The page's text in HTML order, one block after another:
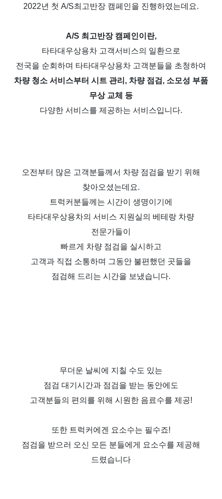
2022년 첫 A/S최고반장 캠페인을 진행하였는데요.
A/S 최고반장 캠페인이란,
타타대우상용차 고객서비스의 일환으로
전국을 순회하며 타타대우상용차 고객분들을 초청하여
차량 청소 서비스부터 시트 관리, 차량 점검 , 소모성 부품
무상 교체 등
다양한 서비스를 제공하는 서비스입니다.
오전부터 많은 고객분들께서 차량 점검을 받기 위해
찾아오셨는데요.
트럭커분들께는 시간이 생명이기에
타타대우상용차의 서비스 지원실의 베테랑 차량
전문가들이
빠르게 차량 점검을 실시하고
고객과 직접 소통하며 그동안 불편했던 곳들을
점검해 드리는 시간을 보냈습니다.
무더운 날씨에 지칠 수도 있는
점검 대기시간과 점검을 받는 동안에도
고객분들의 편의를 위해 시원한 음료수를 제공!
또한 트럭커에겐 요소수는 필수죠!
점검을 받으러 오신 모든 분들에게 요소수를 제공해
드렸습니다